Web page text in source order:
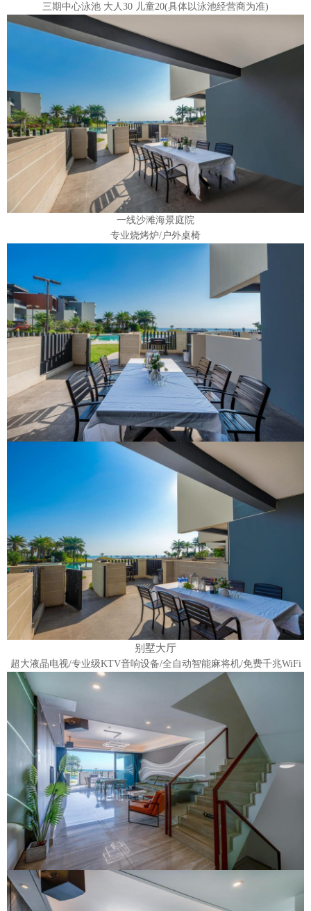
三期中心泳池 大人30 儿童20(具体以泳池经营商为准)
一线沙滩海景庭院
专业烧烤炉/户外桌椅
别墅大厅
超大液晶电视/专业级KTV音响设备/全自动智能麻将机/免费千兆WiFi